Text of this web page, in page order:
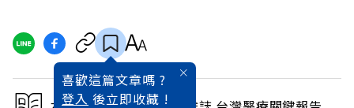
喜歡這篇文章嗎 ?
登入 後立即收藏 !